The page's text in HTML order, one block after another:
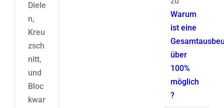
Diele
n,
Kreu
zsch
nitt,
und
Bloc
kwar
Warum
ist eine
über
100%
möglich
?